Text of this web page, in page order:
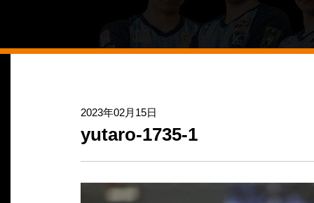
2023年02月15日
yutaro-1735-1